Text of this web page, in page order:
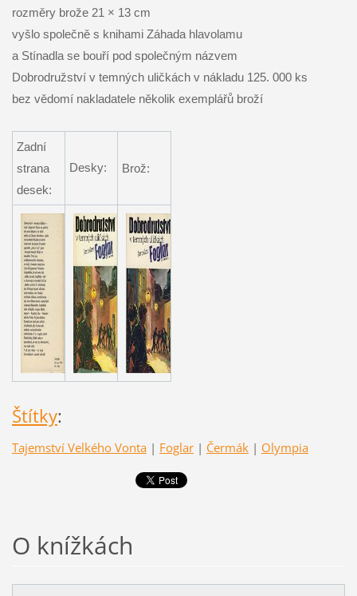
rozměry brože 21 × 13 cm
vyšlo společně s knihami Záhada hlavolamu
a Stínadla se bouří pod společným názvem
Dobrodružství v temných uličkách v nákladu 125. 000 ks
bez vědomí nakladatele několik exemplářů broží
Zadní
strana
desek:
Desky: Brož:
Štítky:
Tajemství Velkého Vonta | Foglar | Čermák | Olympia
O knížkách